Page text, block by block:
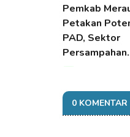
Pemkab
Petakan
PAD, Sektor
0 KOMENTAR